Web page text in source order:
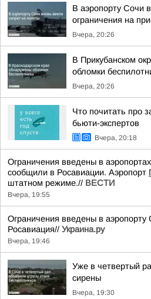
В аэропорту Сочи
ограничения на
Вчера, 20:26
В Прикубанском
обломки
Вчера, 20:26
Что почитать про
бьюти-экспертов
Вчера, 20:18
Ограничения введены в
сообщили в Росавиации. Аэропорт
штатном режиме.// ВЕСТИ
Вчера, 19:55
Ограничения введены в аэропорту
Росавиация// Украина.ру
Вчера, 19:46
Уже в четвертый
сирены
Вчера, 19:30